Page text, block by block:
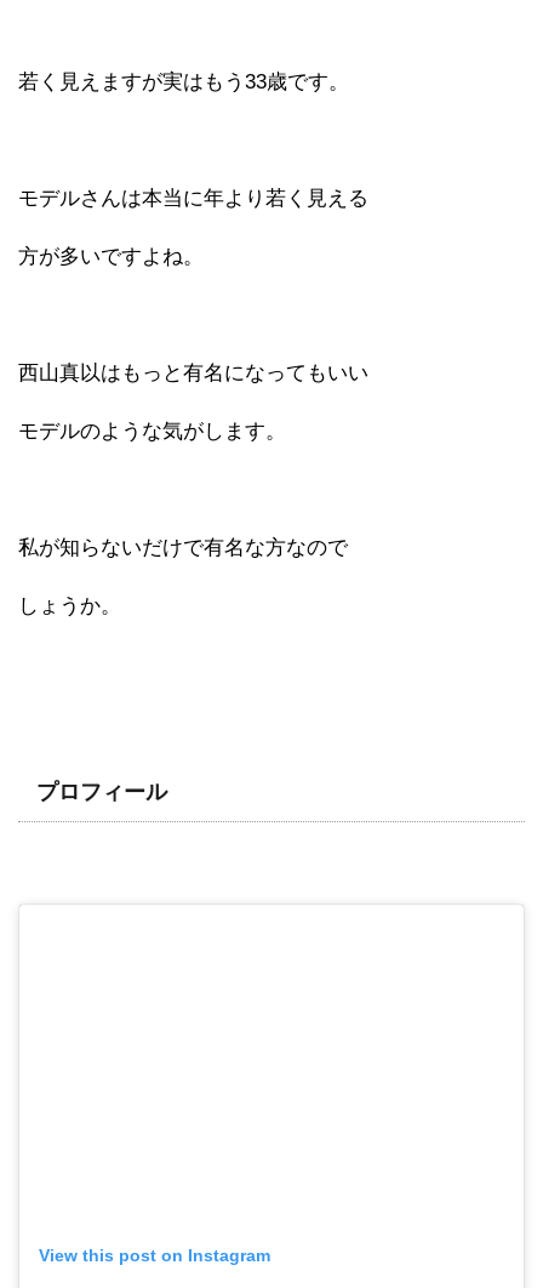
若く見えますが実はもう33歳です。
モデルさんは本当に年より若く見える
方が多いですよね。
西山真以はもっと有名になってもいい
モデルのような気がします。
私が知らないだけで有名な方なので
しょうか。
プロフィール
View this post on Instagram